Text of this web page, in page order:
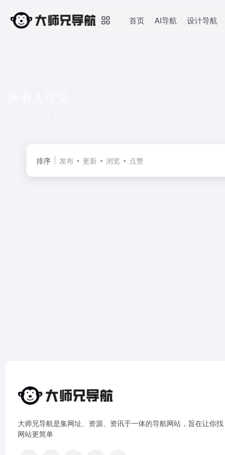
首页 AI导航 设计导航
排序 发布 更新 浏览 点赞
大师兄导航是集网址、资源、资讯于一体的导航网站，旨在让你找
网站更简单